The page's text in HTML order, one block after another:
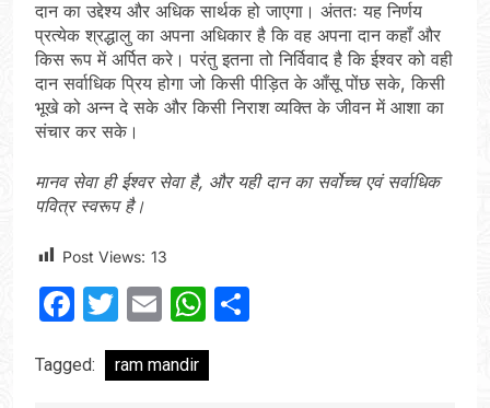
दान का उद्देश्य और अधिक सार्थक हो जाएगा। अंततः यह निर्णय
प्रत्येक श्रद्धालु का अपना अधिकार है कि वह अपना दान कहाँ और
किस रूप में अर्पित करे। परंतु इतना तो निर्विवाद है कि ईश्वर को वही
दान सर्वाधिक प्रिय होगा जो किसी पीड़ित के आँसू पोंछ सके, किसी
भूखे को अन्न दे सके और किसी निराश व्यक्ति के जीवन में आशा का
संचार कर सके।
मानव सेवा ही ईश्वर सेवा है, और यही दानका सर्वोच्चएवं सर्वाधिक
पवित्र स्वरूपहै।
Post Views: 13
Facebook
Twitter
EmailWhatsApp
Tagged: ram mandir